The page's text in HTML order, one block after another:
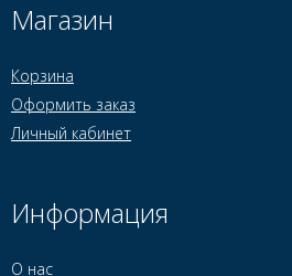
Магазин
Корзина
Оформить заказ
Личный кабинет
Информация
О нас